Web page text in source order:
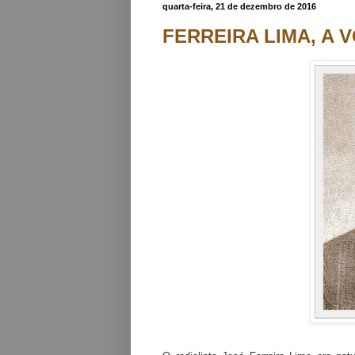
quarta-feira, 21 de dezembro de 2016
FERREIRA LIMA, A